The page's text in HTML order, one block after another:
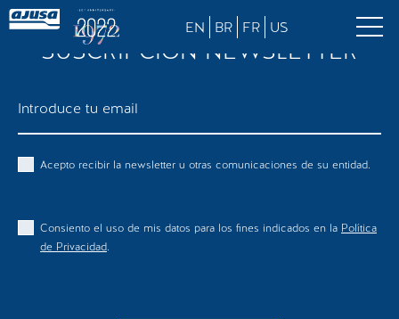
EN BR FR US
SUSCRIPCIÓN NEWSLETTER
Acepto recibir la newsletter u otras comunicaciones de su entidad.
Consiento el uso de mis datos para los fines indicados en la Política
de Privacidad.